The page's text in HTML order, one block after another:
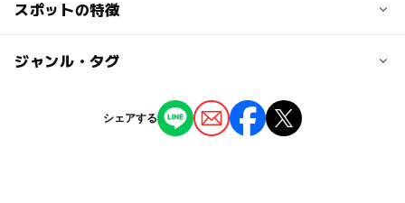
国分寺台第12下車
コミュニティバス5号車 国分寺
外遊びスペース:◯
設備:卓球スペースあり
所在市区町村以外の利用登録:◯
スポットの特徴
駐車場あり ー
ー 託児所
ジャンル・タグ
シェアする